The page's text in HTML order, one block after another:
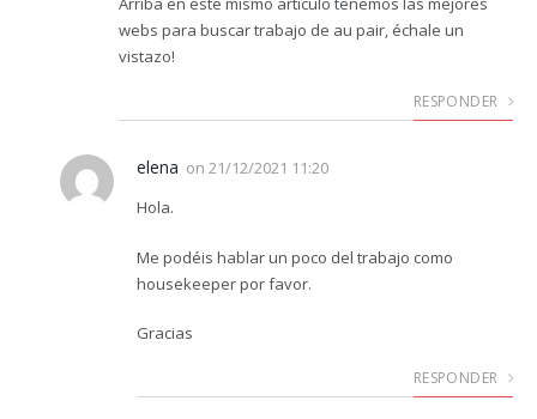
webs para buscar trabajo de au pair, échale un
vistazo!
RESPONDER
elena on 21/12/2021 11:20
Hola.
Me podéis hablar un poco del trabajo como
housekeeper por favor.
Gracias
RESPONDER